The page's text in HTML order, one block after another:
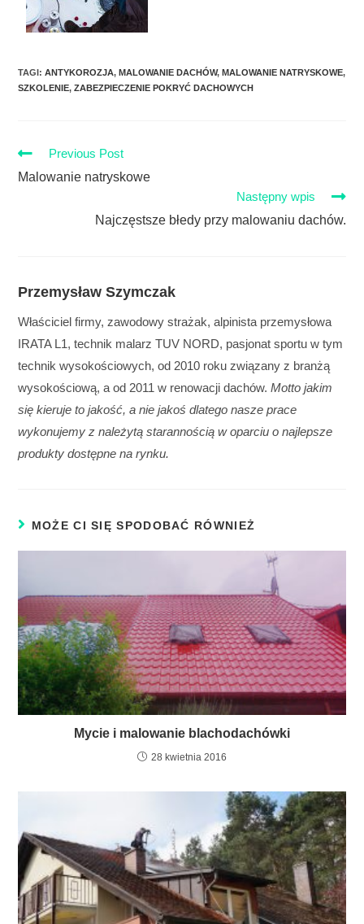
TAGI :ANTYKOROZJA, MALOWANIE DACHÓW, MALOWANIE NATRYSKOWE,
SZKOLENIE, ZABEZPIECZENIE POKRYĆ DACHOWYCH
Previous Post
Malowanie natryskowe
Następny wpis
Najczęstsze błedy przy malowaniu dachów.
Przemysław Szymczak
Właściciel firmy, zawodowy strażak, alpinista przemysłowa
IRATA L1, technik malarz TUV NORD, pasjonat sportu w tym
technik wysokościowych, od 2010 roku związany z branżą
wysokościową, a od 2011 w renowacji dachów.Motto jakim
się kieruje to jakość, a nie jakoś dlatego nasze prace
wykonujemy z należytą starannością w oparciu o najlepsze
produkty dostępne na rynku.
MOŻE CI SIĘ SPODOBAĆ RÓWNIEŻ
Mycie i malowanie blachodachówki
28 kwietnia 2016